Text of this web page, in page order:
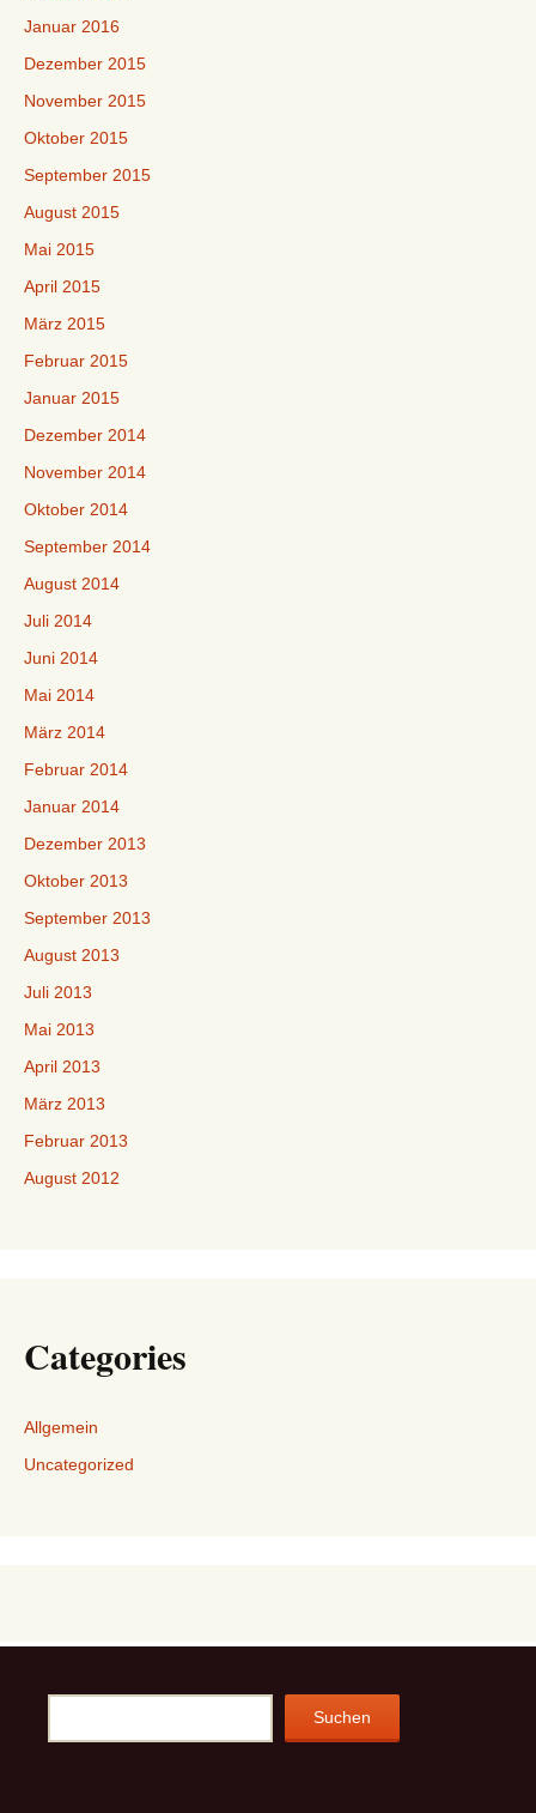
Januar 2016
Dezember 2015
November 2015
Oktober 2015
September 2015
August 2015
Mai 2015
April 2015
März 2015
Februar 2015
Januar 2015
Dezember 2014
November 2014
Oktober 2014
September 2014
August 2014
Juli 2014
Juni 2014
Mai 2014
März 2014
Februar 2014
Januar 2014
Dezember 2013
Oktober 2013
September 2013
August 2013
Juli 2013
Mai 2013
April 2013
März 2013
Februar 2013
August 2012
Categories
Allgemein
Uncategorized
Suchen